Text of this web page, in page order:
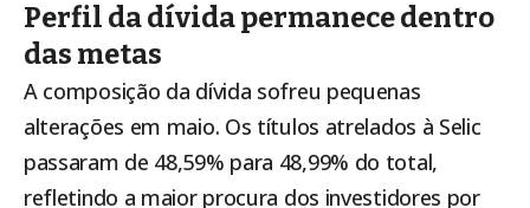
Perfil da dívida permanece dentro
das metas
A composição da dívida sofreu pequenas
alterações em maio. Os títulos atrelados à Selic
passaram de 48,59% para 48,99% do total,
refletindo a maior procura dos investidores por